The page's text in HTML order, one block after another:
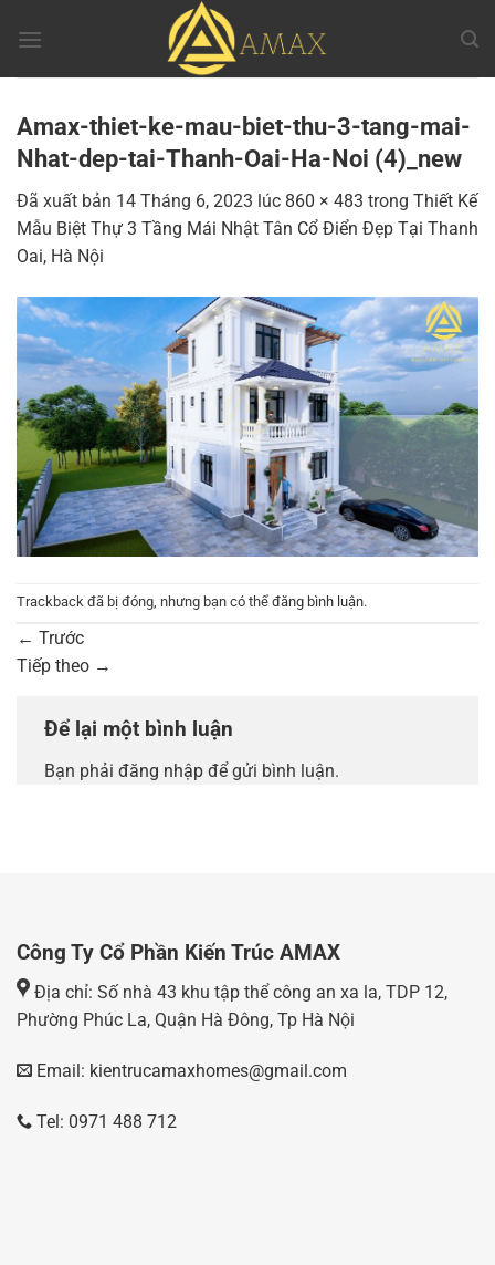
đến
Amax-thiet-ke-mau-biet-thu-3-tang-mai-
Nhat-dep-tai-Thanh-Oai-Ha-Noi (4)_new
Đã xuất bản 14 Tháng 6, 2023 lúc 860 × 483 trong Thiết Kế
Mẫu Biệt Thự 3 Tầng Mái Nhật Tân Cổ Điển Đẹp Tại Thanh
Oai, Hà Nội
Trackback đã bị đóng, nhưng bạn có thể đăng bình luận.
← Trước
Tiếp theo →
Để lại một bình luận
Bạn phải đăng nhập để gửi bình luận.
Công Ty Cổ Phần Kiến Trúc AMAX
Địa chỉ: Số nhà 43 khu tập thể công an xa la, TDP 12,
Phường Phúc La, Quận Hà Đông, Tp Hà Nội
Email: kientrucamaxhomes@gmail.com
Tel: 0971 488 712